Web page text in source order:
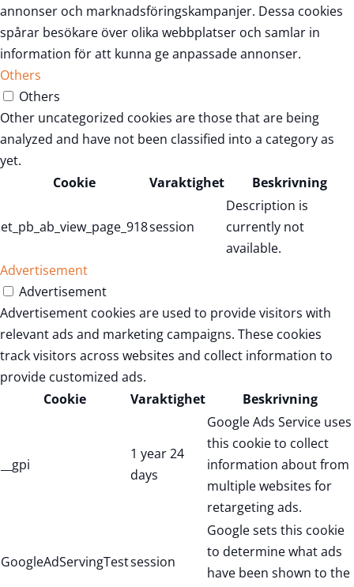
annonser och marknadsföringskampanjer. Dessa cookies
spårar besökare över olika webbplatser och samlar in
information för att kunna ge anpassade annonser.
Others
Others
Other uncategorized cookies are those that are being
analyzed and have not been classified into a category as
yet.
Cookie
Varaktighet Beskrivning
et_pb_ab_view_page_918session
Description is
currently not
available.
Advertisement
Advertisement
Advertisement cookies are used to provide visitors with
relevant ads and marketing campaigns. These cookies
track visitors across websites and collect information to
provide customized ads.
Cookie
Varaktighet Beskrivning
__gpi
1 year 24
days
Google Ads Service uses
this cookie to collect
information about from
multiple websites for
retargeting ads.
GoogleAdServingTestsession
Google sets this cookie
to determine what ads
have been shown to the